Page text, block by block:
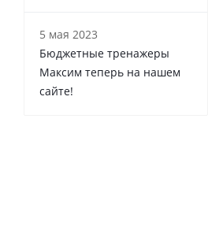
5 мая 2023
Бюджетные тренажеры
Максим теперь на нашем
сайте!